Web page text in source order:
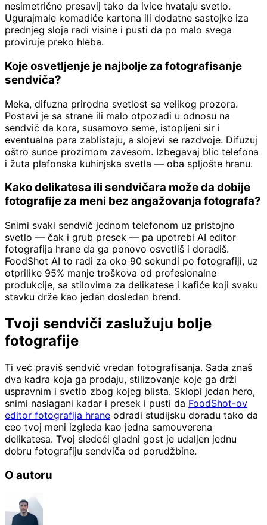
nesimetrično presavij tako da ivice hvataju svetlo.
Ugurajmale komadiće kartona ili dodatne sastojke iza
prednjeg sloja radi visine i pusti da po malo svega
proviruje preko hleba.
Koje osvetljenje je najbolje za fotografisanje
sendviča?
Meka, difuzna prirodna svetlost sa velikog prozora.
Postavi je sa strane ili malo otpozadi u odnosu na
sendvič da kora, susamovo seme, istopljeni sir i
eventualna para zablistaju, a slojevi se razdvoje. Difuzuj
oštro sunce prozirnom zavesom. Izbegavaj blic telefona
i žuta plafonska kuhinjska svetla — oba spljošte hranu.
Kako delikatesa ili sendvičara može da dobije
fotografije za meni bez angažovanja fotografa?
Snimi svaki sendvič jednom telefonom uz pristojno
svetlo — čak i grub presek — pa upotrebi AI editor
fotografija hrane da ga ponovo osvetliš i doradiš.
FoodShot AI to radi za oko 90 sekundi po fotografiji, uz
otprilike 95% manje troškova od profesionalne
produkcije, sa stilovima za delikatese i kafiće koji svaku
stavku drže kao jedan dosledan brend.
Tvoji sendviči zaslužuju bolje
fotografije
Ti već praviš sendvič vredan fotografisanja. Sada znaš
dva kadra koja ga prodaju, stilizovanje koje ga drži
uspravnim i svetlo zbog kojeg blista. Sklopi jedan hero,
snimi naslagani kadar i presek i pusti da FoodShot-ov
editor fotografija hrane odradi studijsku doradu tako da
ceo tvoj meni izgleda kao jedna samouverena
delikatesa. Tvoj sledeći gladni gost je udaljen jednu
dobru fotografiju sendviča od porudžbine.
O autoru